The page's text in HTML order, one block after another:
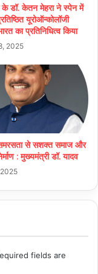
के डॉ. केतन मेहरा ने स्पेन में
यूरोऑन्कोलॉजी
का प्रतिनिधित्व किया
2025
से सशक्त समाज और
: मुख्यमंत्री डॉ. यादव
fields are